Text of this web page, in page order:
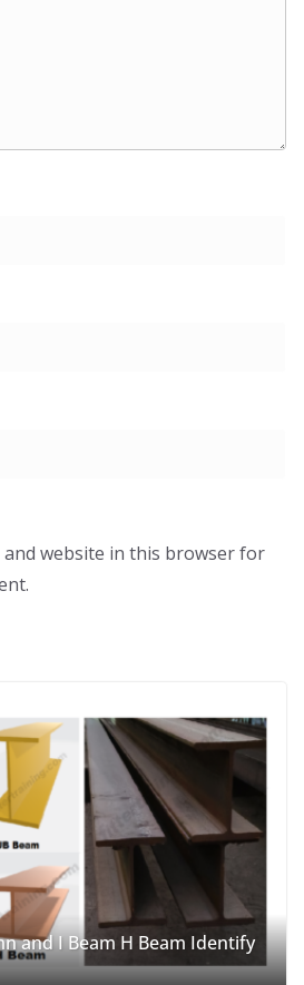
and website in this browser for
and I Beam H Beam Identify